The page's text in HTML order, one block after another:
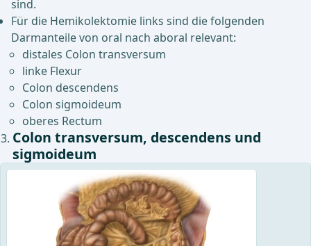
sind.
Für die Hemikolektomie links sind die folgenden
Darmanteile von oral nach aboral relevant:
distales Colon transversum
linke Flexur
Colon descendens
Colon sigmoideum
oberes Rectum
Colon transversum, descendens und
sigmoideum